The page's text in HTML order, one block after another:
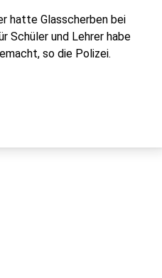
hatte Glasscherben bei
Schüler und Lehrer habe
so die Polizei.